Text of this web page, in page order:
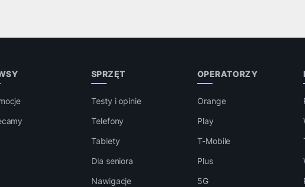
SPRZĘT
Testy i opinie
Telefony
Tablety
Dla seniora
Nawigacje
OPERATORZY
Orange
Play
T-Mobile
Plus
5G